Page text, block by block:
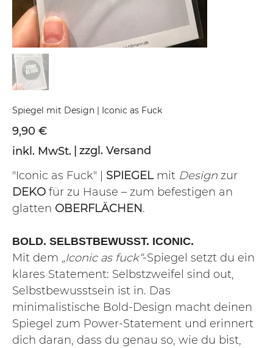
Spiegel mit Design | Iconic as Fuck
Preis
9,90 €
inkl. MwSt. zzgl. Versand
"Iconic as Fuck" | SPIEGELmit Design zur
DEKO für zu Hause – zum befestigen an
glatten OBERFLÄCHEN.
BOLD. SELBSTBEWUSST. ICONIC.
Mit dem „Iconic as fuck“-Spiegel setzt du ein
klares Statement: Selbstzweifel sind out,
Selbstbewusstsein ist in. Das
minimalistische Bold-Design macht deinen
Spiegel zum Power-Statement und erinnert
dich daran, dass du genau so, wie du bist,